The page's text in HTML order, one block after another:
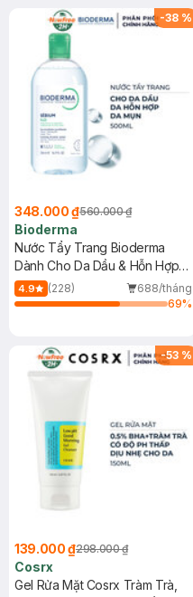
-38 %
348.000 ₫560.000 ₫
Bioderma
Nước Tẩy Trang Bioderma
Dành Cho Da Dầu & Hỗn Hợp
500ml
4.9 (228)
688/tháng
69%
-53 %
139.000 ₫298.000 ₫
Cosrx
Gel Rửa Mặt Cosrx Tràm Trà,